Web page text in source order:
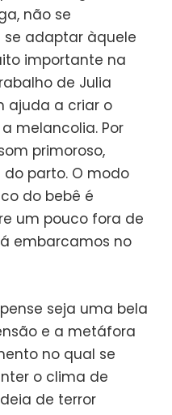
não se
adaptar àquele
importante na
de Julia
ajuda a criar o
melancolia. Por
primoroso,
parto. O modo
do bebê é
um pouco fora de
embarcamos no
seja uma bela
e a metáfora
no qual se
o clima de
de terror